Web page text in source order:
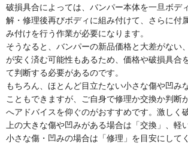
破損具合によっては、バンパー本体を一旦ボデ
解・修理後再びボディに組み付けて、さらに付
み付けを行う作業が必要になります。
そうなると、バンパーの新品価格と大差がない
が安く済む可能性もあるため、価格や破損具合
て判断する必要があるのです。
もちろん、ほとんど目立たない小さな傷や凹み
こともできますが、ご自身で修理か交換か判断
へアドバイスを仰ぐのがおすすめです。激しく
上の大きな傷や凹みがある場合は「交換」、軽
小さな傷・凹みの場合は「修理」を目安にして